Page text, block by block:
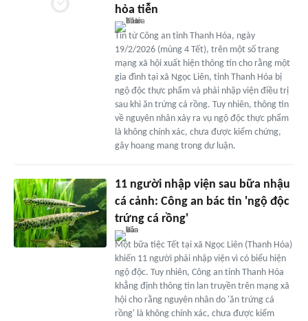
hỏa tiễn
Tin từ Công an tỉnh Thanh Hóa, ngày
19/2/2026 (mùng 4 Tết), trên một số trang
mạng xã hội xuất hiện thông tin cho rằng một
gia đình tại xã Ngọc Liên, tỉnh Thanh Hóa bị
ngộ độc thực phẩm và phải nhập viện điều trị
sau khi ăn trứng cá rồng. Tuy nhiên, thông tin
về nguyên nhân xảy ra vụ ngộ độc thực phẩm
là không chính xác, chưa được kiểm chứng,
gây hoang mang trong dư luận.
11 người nhập viện sau bữa nhậu
cá cảnh: Công an bác tin 'ngộ độc
trứng cá rồng'
Một bữa tiệc Tết tại xã Ngọc Liên (Thanh Hóa)
khiến 11 người phải nhập viện vì có biểu hiện
ngộ độc. Tuy nhiên, Công an tỉnh Thanh Hóa
khẳng định thông tin lan truyền trên mạng xã
hội cho rằng nguyên nhân do 'ăn trứng cá
rồng' là không chính xác, chưa được kiểm